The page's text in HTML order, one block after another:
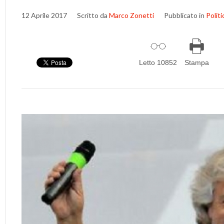
12 Aprile 2017 Scritto da Marco Zonetti Pubblicato in
Letto 10852 Stampa